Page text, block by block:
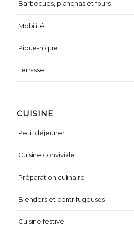
CUISINE
Petit déjeuner
Cuisine conviviale
Préparation culinaire
Blenders et centrifugeuses
Cuisine festive
Barbecues, planchas et fours
Mobilité
Pique-nique
Terrasse